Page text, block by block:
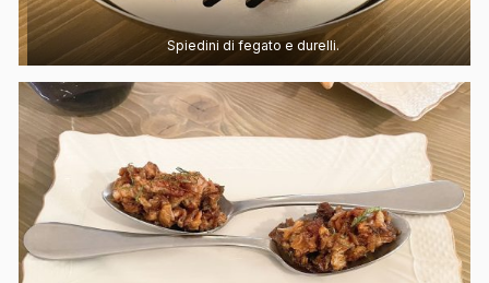
Spiedini di fegato e durelli.